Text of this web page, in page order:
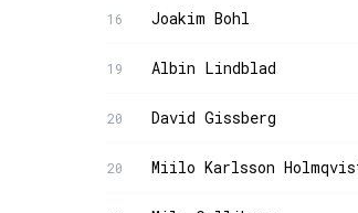
16 Joakim Bohl
19 Albin Lindblad
20 David Gissberg
20 Miilo Karlsson